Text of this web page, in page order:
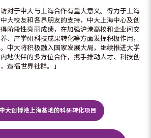
对于中大与上海合作有重大意义。得力于上海
大校友和各界朋友的支持，中大上海中心及创
阶段性亮丽成绩，在加强沪港高校和企业间交
、产学研科技成果转化等方面发挥积极作用，
中大将积极融入国家发展大局，继续推进大学
地伙伴的多方位合作，携手推动人才、科技创
造福世界社群。」
大创博港上海基地的科研转化项目